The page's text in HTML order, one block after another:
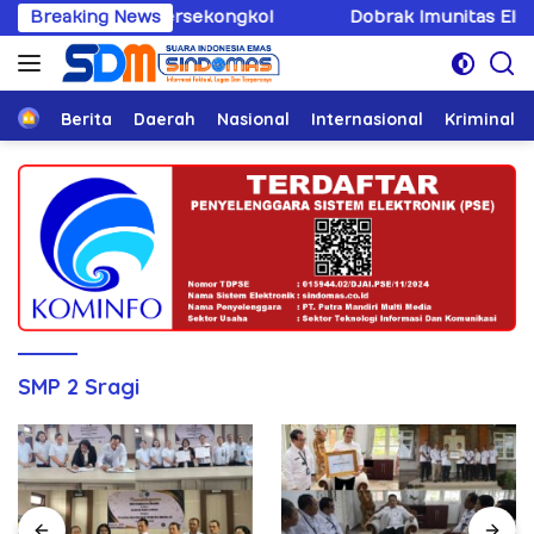
Langsung
ke
konten
Breaking News
Bersekongkol Dobrak Imunitas Elit, PPWI
HomeBerita Daerah Nasional Internasional Kriminal
SMP 2 Sragi